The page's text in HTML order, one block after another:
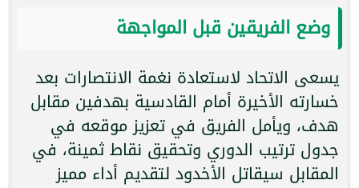
وضع الفريقين قبل المواجهة
يسعى الاتحاد لاستعادة نغمة الانتصارات بعد
خسارته الأخيرة أمام القادسية بهدفين مقابل
هدف، ويأمل الفريق في تعزيز موقعه في
جدول ترتيب الدوري وتحقيق نقاط ثمينة، في
المقابل سيقاتل الأخدود لتقديم أداء مميز